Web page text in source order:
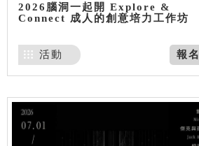
2026腦洞一起開 Explore &
Connect 成人的創意培力工作坊
報名
活動